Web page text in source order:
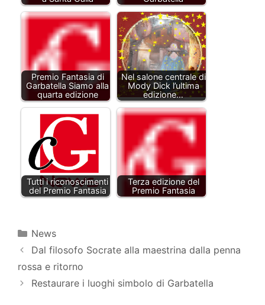
Premio Fantasia di
Garbatella Siamo alla
quarta edizione
Nel salone centrale di
Mody Dick l’ultima
edizione…
Tutti i riconoscimenti
del Premio Fantasia
Terza edizione del
Premio Fantasia
Categorie
News
Dal filosofo Socrate alla maestrina dalla penna
rossa e ritorno
Restaurare i luoghi simbolo di Garbatella